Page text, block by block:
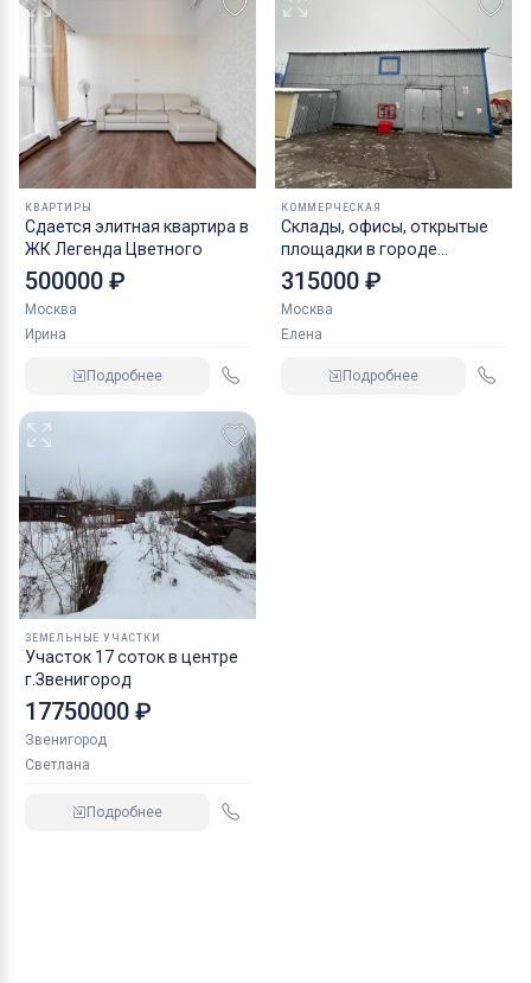
КВАРТИРЫ
Сдается элитная квартира в
ЖК Легенда Цветного
500000 ₽
Москва
Ирина
Подробнее
КОММЕРЧЕСКАЯ
Склады, офисы, открытые
площадки в городе
Домодедово
315000 ₽
Москва
Елена
Подробнее
ЗЕМЕЛЬНЫЕ УЧАСТКИ
Участок 17 соток в центре
г.Звенигород
17750000 ₽
Звенигород
Светлана
Подробнее